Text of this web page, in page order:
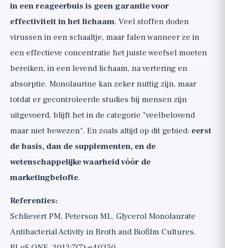
in een reageerbuis is geen garantie voor
effectiviteit in het lichaam. Veel stoffen doden
virussen in een schaaltje, maar falen wanneer ze in
een effectieve concentratie het juiste weefsel moeten
bereiken, in een levend lichaam, na vertering en
absorptie. Monolaurine kan zeker nuttig zijn, maar
totdat er gecontroleerde studies bij mensen zijn
uitgevoerd, blijft het in de categorie "veelbelovend
maar niet bewezen". En zoals altijd op dit gebied: eerst
de basis, dan de supplementen, en de
wetenschappelijke waarheid vóór de
marketingbelofte.
Referenties:
Schlievert PM, Peterson ML. Glycerol Monolaurate
Antibacterial Activity in Broth and Biofilm Cultures.